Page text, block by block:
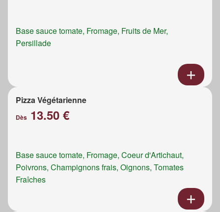
Base sauce tomate, Fromage, Fruits de Mer,
Persillade
Pizza Végétarienne
Dès 13.50 €
Base sauce tomate, Fromage, Coeur d'Artichaut,
Poivrons, Champignons frais, Oignons, Tomates
Fraîches